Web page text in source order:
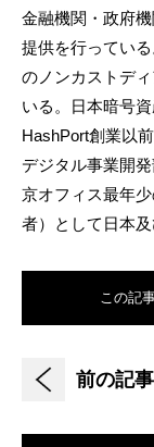
金融機関・政府
提供を行ってい
のノンカストデ
いる。日本暗号
HashPort創業以
デジタル事業開
京オフィス最年
者）として日本
この記
前の記事